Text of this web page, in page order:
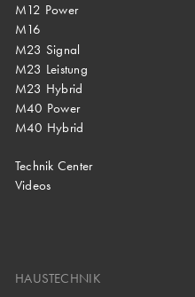
M12 Power
M16
M23 Signal
M23 Leistung
M23 Hybrid
M40 Power
M40 Hybrid
Technik Center
Videos
HAUSTECHNIK